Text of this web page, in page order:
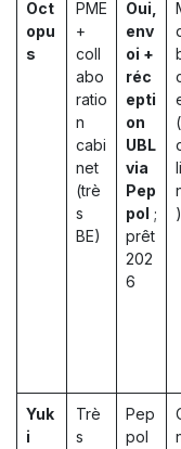
Oct
opu
s
PME
+
coll
abo
ratio
n
cabi
net
(trè
s
BE)
Oui,
env
oi +
réc
epti
on
UBL
via
Pep
pol ;
prêt
202
6
)
Yuk
i
Trè
s
Pep
pol